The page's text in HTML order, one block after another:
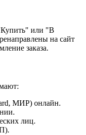
или "В
на сайт
заказа.
МИР) онлайн.
лиц.